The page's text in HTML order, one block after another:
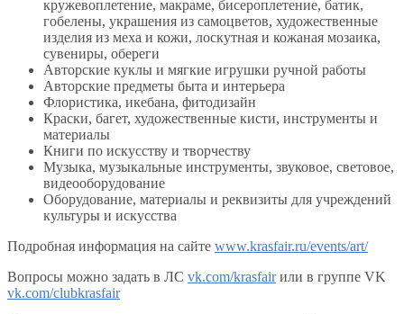
кружевоплетение, макраме, бисероплетение, батик,
гобелены, украшения из самоцветов, художественные
изделия из меха и кожи, лоскутная и кожаная мозаика,
сувениры, обереги
Авторские куклы и мягкие игрушки ручной работы
Авторские предметы быта и интерьера
Флористика, икебана, фитодизайн
Краски, багет, художественные кисти, инструменты и
материалы
Книги по искусству и творчеству
Музыка, музыкальные инструменты, звуковое, световое,
видеооборудование
Оборудование, материалы и реквизиты для учреждений
культуры и искусства
Подробная информация на сайте www.krasfair.ru/events/art/
Вопросы можно задать в ЛС vk.com/krasfairили в группе VK
vk.com/clubkrasfair